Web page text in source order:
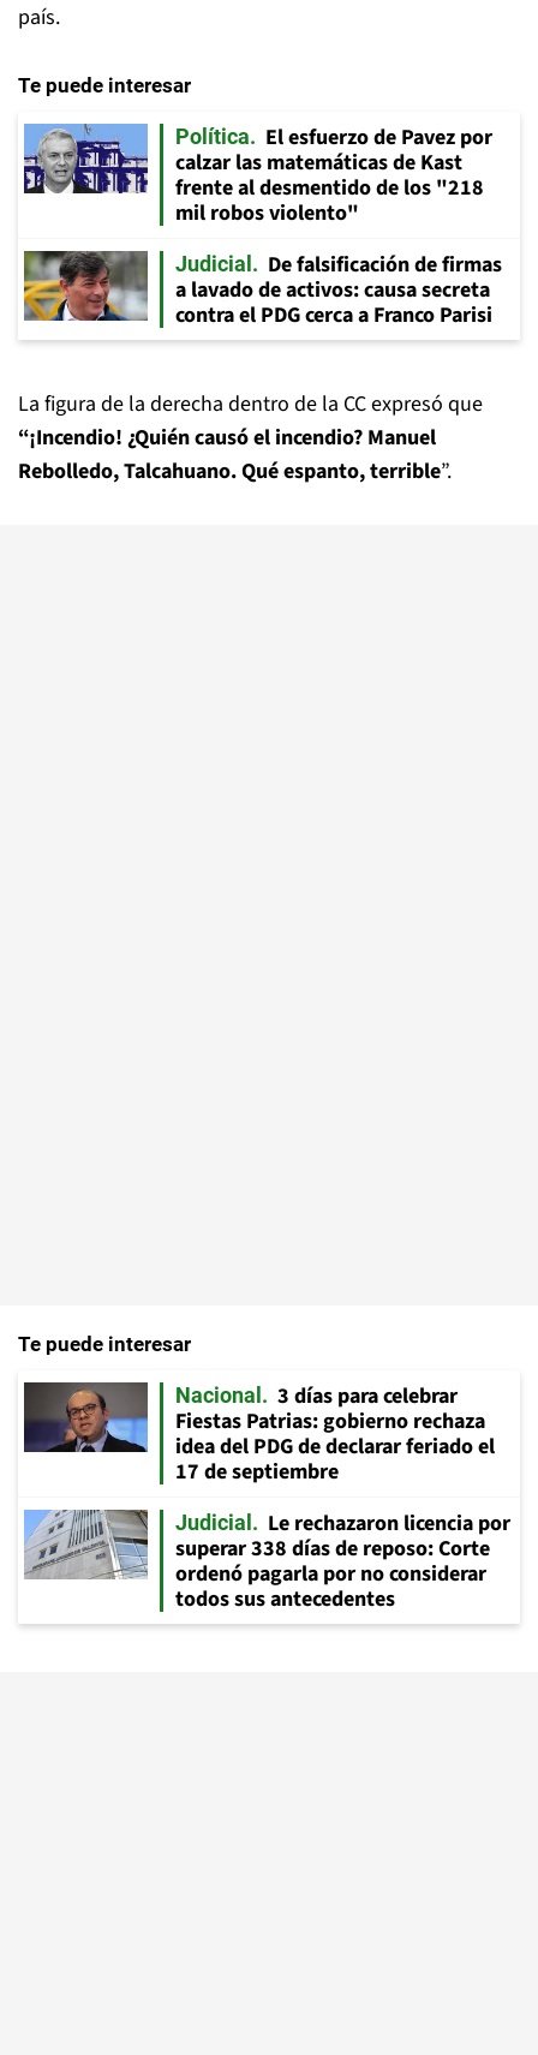
país.
Te puede interesar
Política
El esfuerzo de Pavez por
calzar las matemáticas de Kast
frente al desmentido de los "218
mil robos violento"
Judicial
De falsificación de firmas
a lavado de activos: causa secreta
contra el PDG cerca a Franco Parisi
La figura de la derecha dentro de la CC expresó que
“¡Incendio! ¿Quién causó el incendio? Manuel
Rebolledo, Talcahuano. Qué espanto, terrible”.
Te puede interesar
Nacional
3 días para celebrar
Fiestas Patrias: gobierno rechaza
idea del PDG de declarar feriado el
17 de septiembre
Judicial
Le rechazaron licencia por
superar 338 días de reposo: Corte
ordenó pagarla por no considerar
todos sus antecedentes